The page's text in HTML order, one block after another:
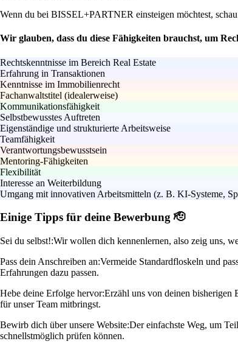
Wenn du bei BISSEL+PARTNER einsteigen möchtest,
Wir glauben, dass du diese Fähigkeiten brauchst, um
Rechtskenntnisse im Bereich Real Estate
Erfahrung in Transaktionen
Kenntnisse im Immobilienrecht
Fachanwaltstitel (idealerweise)
Kommunikationsfähigkeit
Selbstbewusstes Auftreten
Eigenständige und strukturierte Arbeitsweise
Teamfähigkeit
Verantwortungsbewusstsein
Mentoring-Fähigkeiten
Flexibilität
Interesse an Weiterbildung
Umgang mit innovativen Arbeitsmitteln (z. B. KI-Systeme,
Einige Tipps für deine Bewerbung 🫡
Sei du selbst!:Wir wollen dich kennenlernen, also zeig uns,
Pass dein Anschreiben an:Vermeide Standardfloskeln und
Erfahrungen dazu passen.
Hebe deine Erfolge hervor:Erzähl uns von deinen bisherigen
für unser Team mitbringst.
Bewirb dich über unsere Website:Der einfachste Weg, um
schnellstmöglich prüfen können.